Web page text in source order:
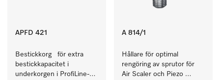
APFD 421
Bestickkorg   för extra
bestickkapacitet i
underkorgen i ProfiLine-
A 814/1
Hållare för optimal
rengöring av sprutor för
Air Scaler och Piezo